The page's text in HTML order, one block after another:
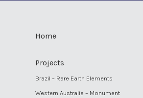
Home
Projects
Brazil – Rare Earth Elements
Western Australia – Monument